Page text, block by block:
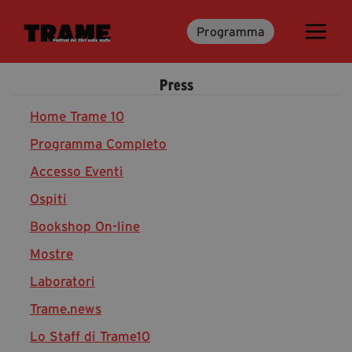
Programma
Trame.15
Libri | Trame.15
Media & Press
News & Kit
Accrediti Stampa | Trame.15
Cartella Stampa
Rassegna Stampa
Partecipa
Press
Home Trame 10
Programma Completo
Accesso Eventi
Ospiti
Bookshop On-line
Mostre
Laboratori
Trame.news
Lo Staff di Trame10